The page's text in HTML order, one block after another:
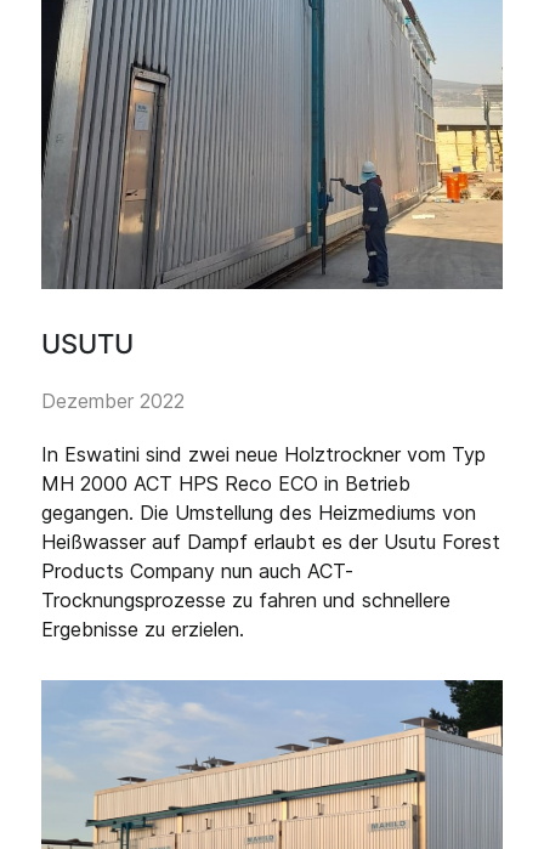
USUTU
Dezember 2022
In Eswatini sind zwei neue Holztrockner vom Typ
MH 2000 ACT HPS Reco ECO in Betrieb
gegangen. Die Umstellung des Heizmediums von
Heißwasser auf Dampf erlaubt es der Usutu Forest
Products Company nun auch ACT-
Trocknungsprozesse zu fahren und schnellere
Ergebnisse zu erzielen.